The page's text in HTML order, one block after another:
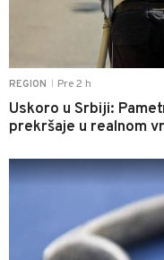
REGION Pre 2 h
Uskoro u Srbiji:
prekršaje u realnom